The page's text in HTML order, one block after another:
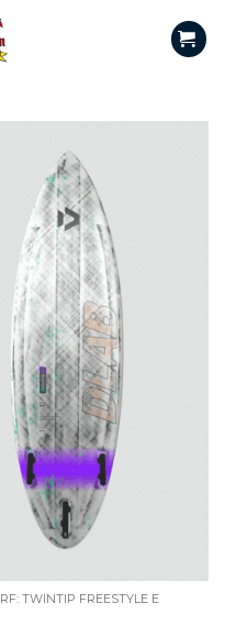
TWINTIP FREESTYLE E